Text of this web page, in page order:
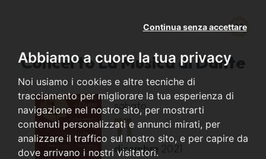
Abbiamo a cuore la tua privacy
Noi usiamo i cookies e altre tecniche di
tracciamento per migliorare la tua esperienza di
navigazione nel nostro sito, per mostrarti
contenuti personalizzati e annunci mirati, per
analizzare il traffico sul nostro sito, e per capire da
dove arrivano i nostri visitatori.
Continua senza accettare
Concerto La Musica di Dante
sabato
11
dicembre 2021